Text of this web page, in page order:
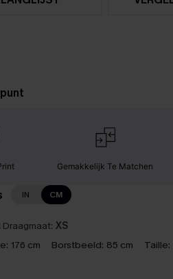
Gemakkelijk Te Matchen
IN CM
XS
176 cm Borstbeeld: 85 cm Taille: